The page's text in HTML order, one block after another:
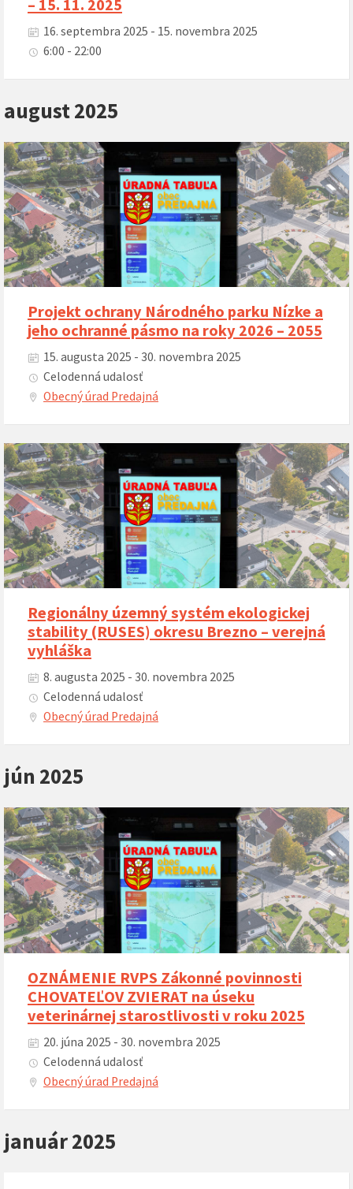
– 15. 11. 2025
16. septembra 2025 - 15. novembra 2025
6:00 - 22:00
august 2025
Projekt ochrany Národného parku Nízke a
jeho ochranné pásmo na roky 2026 – 2055
15. augusta 2025 - 30. novembra 2025
Celodenná udalosť
Obecný úrad Predajná
Regionálny územný systém ekologickej
stability (RUSES) okresu Brezno – verejná
vyhláška
8. augusta 2025 - 30. novembra 2025
Celodenná udalosť
Obecný úrad Predajná
jún 2025
OZNÁMENIE RVPS Zákonné povinnosti
CHOVATEĽOV ZVIERAT na úseku
veterinárnej starostlivosti v roku 2025
20. júna 2025 - 30. novembra 2025
Celodenná udalosť
Obecný úrad Predajná
január 2025